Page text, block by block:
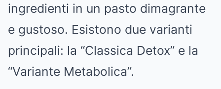
ingredienti in un pasto dimagrante
e gustoso. Esistono due varianti
principali: la “Classica Detox” e la
“Variante Metabolica”.